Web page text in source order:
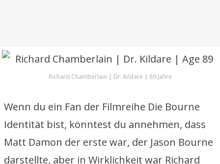
Richard Chamberlain | Dr. Kildare | 89 Jahre
Wenn du ein Fan der Filmreihe Die Bourne
Identität bist, könntest du annehmen, dass
Matt Damon der erste war, der Jason Bourne
darstellte, aber in Wirklichkeit war Richard